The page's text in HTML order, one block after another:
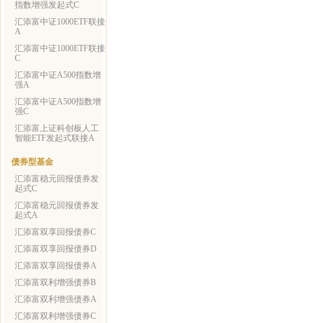
指数增强发起式C
汇添富中证1000ETF联接
A
汇添富中证1000ETF联接
C
汇添富中证A500指数增
强A
汇添富中证A500指数增
强C
汇添富上证科创板人工
智能ETF发起式联接A
债券型基金
汇添富稳元回报债券发
起式C
汇添富稳元回报债券发
起式A
汇添富双享回报债券C
汇添富双享回报债券D
汇添富双享回报债券A
汇添富双利增强债券B
汇添富双利增强债券A
汇添富双利增强债券C